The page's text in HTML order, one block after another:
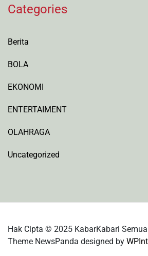
Categories
Berita
BOLA
EKONOMI
ENTERTAIMENT
OLAHRAGA
Uncategorized
Hak Cipta © 2025 KabarKabari
Theme NewsPanda designed by